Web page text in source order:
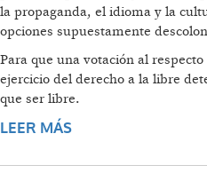
la propaganda, el idioma y la
opciones supuestamente
Para que una votación al
ejercicio del derecho a la libre
que ser libre.
LEER MÁS
PUERTO RICO A